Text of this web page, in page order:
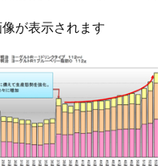
が表示されます